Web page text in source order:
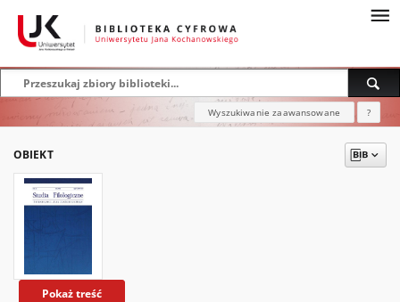
Wyszukiwanie zaawansowane ?
OBIEKT
Pokaż treść